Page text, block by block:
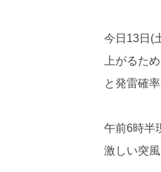
今日13日(
上がるた
と発雷確
午前6時半
激しい突